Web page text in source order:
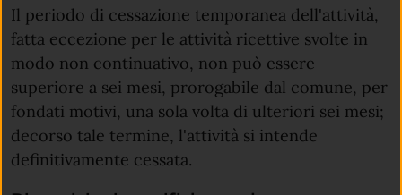
Il periodo di cessazione temporanea dell'attività,
fatta eccezione per le attività ricettive svolte in
modo non continuativo, non può essere
superiore a sei mesi, prorogabile dal comune, per
fondati motivi, una sola volta di ulteriori sei mesi;
decorso tale termine, l'attività si intende
definitivamente cessata.